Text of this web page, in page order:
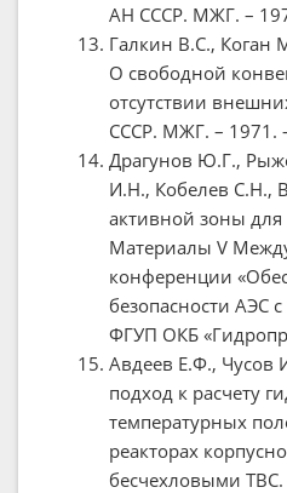
АН СССР. МЖГ. –
Галкин В.С.,
О свободной
отсутствии
СССР. МЖГ. – 1971.
Драгунов Ю.Г.,
И.Н., Кобелев С.Н.,
активной зоны
Материалы V
конференции
безопасности АЭС
ФГУП ОКБ
Авдеев Е.Ф., Чусов
подход к расчету
температурных
реакторах
бесчехловыми